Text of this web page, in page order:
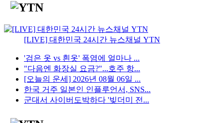
[LIVE] 대한민국 24시간 뉴스채널 YTN
'검은 옷 vs 흰옷' 폭염에 얼마나 ...
"다음엔 화장실 요금?"...호주 항...
[오늘의 운세] 2026년 08월 06일 ...
한국 거주 일본인 인플루언서, SNS...
군대서 사이버도박하다 '빚더미 전...